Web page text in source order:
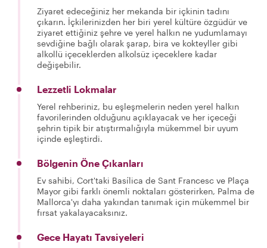
Ziyaret edeceğiniz her mekanda bir içkinin tadını
çıkarın. İçkilerinizden her biri yerel kültüre özgüdür ve
ziyaret ettiğiniz şehre ve yerel halkın ne yudumlamayı
sevdiğine bağlı olarak şarap, bira ve kokteyller gibi
alkollü içeceklerden alkolsüz içeceklere kadar
değişebilir.
Lezzetli Lokmalar
Yerel rehberiniz, bu eşleşmelerin neden yerel halkın
favorilerinden olduğunu açıklayacak ve her içeceği
şehrin tipik bir atıştırmalığıyla mükemmel bir uyum
içinde eşleştirdi.
Bölgenin Öne Çıkanları
Ev sahibi, Cort'taki Basílica de Sant Francesc ve Plaça
Mayor gibi farklı önemli noktaları gösterirken, Palma de
Mallorca'yı daha yakından tanımak için mükemmel bir
fırsat yakalayacaksınız.
Gece Hayatı Tavsiyeleri